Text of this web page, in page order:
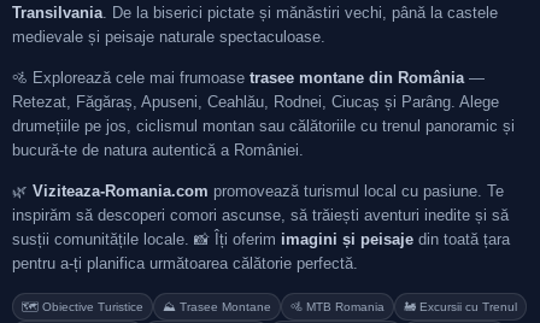
Transilvania . De la biserici pictate și mănăstiri vechi, până la castele
medievale și peisaje naturale spectaculoase.
🚵 Explorează cele mai frumoase trasee montane din România —
Retezat, Făgăraș, Apuseni, Ceahlău, Rodnei, Ciucaș și Parâng. Alege
drumețiile pe jos, ciclismul montan sau călătoriile cu trenul panoramic și
bucură-te de natura autentică a României.
🌿 Viziteaza-Romania.com promovează turismul local cu pasiune. Te
inspirăm să descoperi comori ascunse, să trăiești aventuri inedite și să
susții comunitățile locale. 📸 Îți oferim imagini și peisaje din toată țara
pentru a-ți planifica următoarea călătorie perfectă.
🗺️ Obiective Turistice ⛰️ Trasee Montane 🚵 MTB Romania 🚂 Excursii cu Trenul